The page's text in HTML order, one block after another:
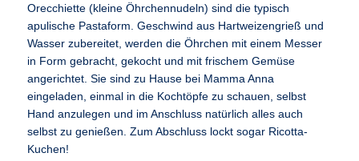
Orecchiette (kleine Öhrchennudeln) sind die typisch
apulische Pastaform. Geschwind aus Hartweizengrieß und
Wasser zubereitet, werden die Öhrchen mit einem Messer
in Form gebracht, gekocht und mit frischem Gemüse
angerichtet. Sie sind zu Hause bei Mamma Anna
eingeladen, einmal in die Kochtöpfe zu schauen, selbst
Hand anzulegen und im Anschluss natürlich alles auch
selbst zu genießen. Zum Abschluss lockt sogar Ricotta-
Kuchen!